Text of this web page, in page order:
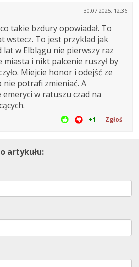
30.07.2025, 12:36
co takie bzdury opowiadał. To
wstecz. To jest przyklad jak
lat w Elblągu nie pierwszy raz
miasta i nikt palcenie ruszył by
Miejcie honor i odejść ze
nie potrafi zmieniać. A
emeryci w ratuszu czad na
+1 Zgłoś
artykułu: